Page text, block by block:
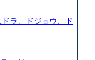
ラ、ドジョウ、ド